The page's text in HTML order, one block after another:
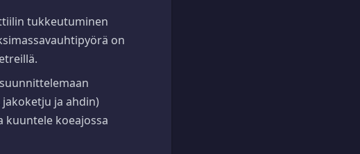
tukkeutuminen
on
ja ahdin)
kuuntele koeajossa